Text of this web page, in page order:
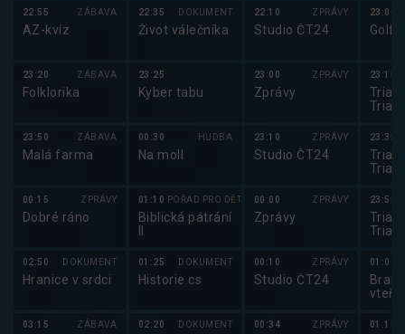
22:55 ZÁBAVA
AZ-kvíz
23:20 ZÁBAVA
Folklorika
23:50 ZÁBAVA
Malá farma
00:15 ZPRÁVY
Dobré ráno
02:50 DOKUMENT
Hranice v srdci
03:15 ZÁBAVA
22:35 DOKUMENT
Život válečníka
23:25
Kyber tabu
00:30 HUDBA
Na moll
01:10 POŘAD PRO DĚTI
Biblická pátrání
01:25 DOKUMENT
Historie.cs
02:20 DOKUMENT
22:10 ZPRÁVY
Studio ČT24
23:00 ZPRÁVY
Zprávy
23:10 ZPRÁVY
Studio ČT24
00:00 ZPRÁVY
Zprávy
00:10 ZPRÁVY
Studio ČT24
00:34 ZPRÁVY
23:00
Golf:
23:15
23:35
23:50
01:00
01:10